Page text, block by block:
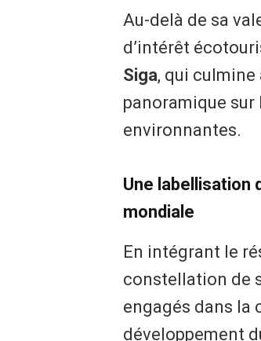
Au-delà de sa
d’intérêt
Siga, qui culmine
panoramique
environnantes.
Une labellisation
mondiale
En intégrant le
constellation de
engagés dans la
développement